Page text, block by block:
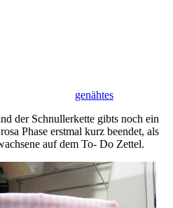
genähtes
der Schnullerkette gibts noch ein
Phase erstmal kurz beendet, als
auf dem To- Do Zettel.